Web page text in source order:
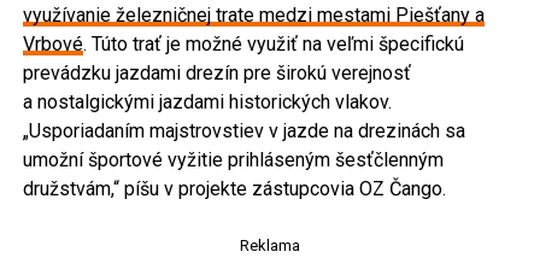
využívanie železničnej trate medzi mestami Piešťany a
Vrbové. Túto trať je možné využiť na veľmi špecifickú
prevádzku jazdami drezín pre širokú verejnosť
a nostalgickými jazdami historických vlakov.
„Usporiadaním majstrovstiev v jazde na drezinách sa
umožní športové vyžitie prihláseným šesťčlenným
družstvám,“ píšu v projekte zástupcovia OZ Čango.
Reklama